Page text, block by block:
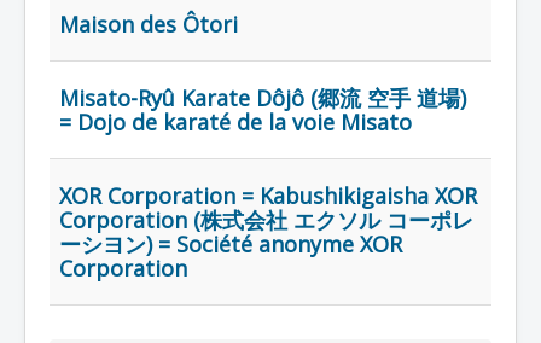
Transformation
Mecha
Épisode
Référence
Fanservice
Maison des Ôtori
Misato-Ryû Karate Dôjô (郷流 空手 道場)
= Dojo de karaté de la voie Misato
XOR Corporation = Kabushikigaisha XOR
Corporation (株式会社 エクソル コーポレ
ーシヨン) = Société anonyme XOR
Corporation